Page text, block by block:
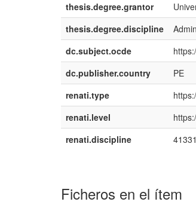
thesis.degree.grantor
thesis.degree.discipline
dc.subject.ocde
dc.publisher.country
PE
renati.type
renati.level
renati.discipline
Ficheros en el ítem